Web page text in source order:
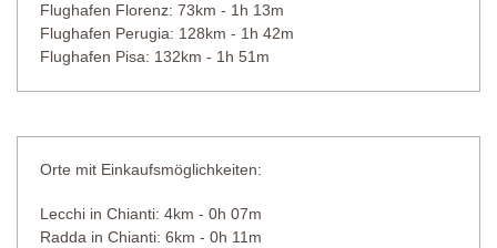
Flughafen Florenz: 73km - 1h 13m
Flughafen Perugia: 128km - 1h 42m
Flughafen Pisa: 132km - 1h 51m
Orte mit Einkaufsmöglichkeiten:
Lecchi in Chianti: 4km - 0h 07m
Radda in Chianti: 6km - 0h 11m